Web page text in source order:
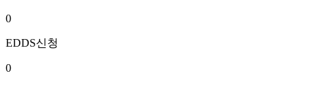
0
EDDS신청
0